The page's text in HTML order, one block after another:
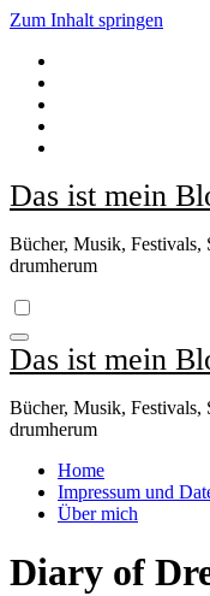
Zum Inhalt springen
Das ist mein
Bücher, Musik, Festivals,
drumherum
Das ist mein
Bücher, Musik, Festivals,
drumherum
Home
Impressum und
Über mich
Diary of